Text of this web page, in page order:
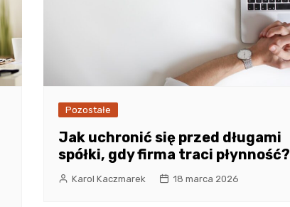
Pozostałe
Jak uchronić się przed długami
spółki, gdy firma traci płynność?
Karol Kaczmarek 18 marca 2026